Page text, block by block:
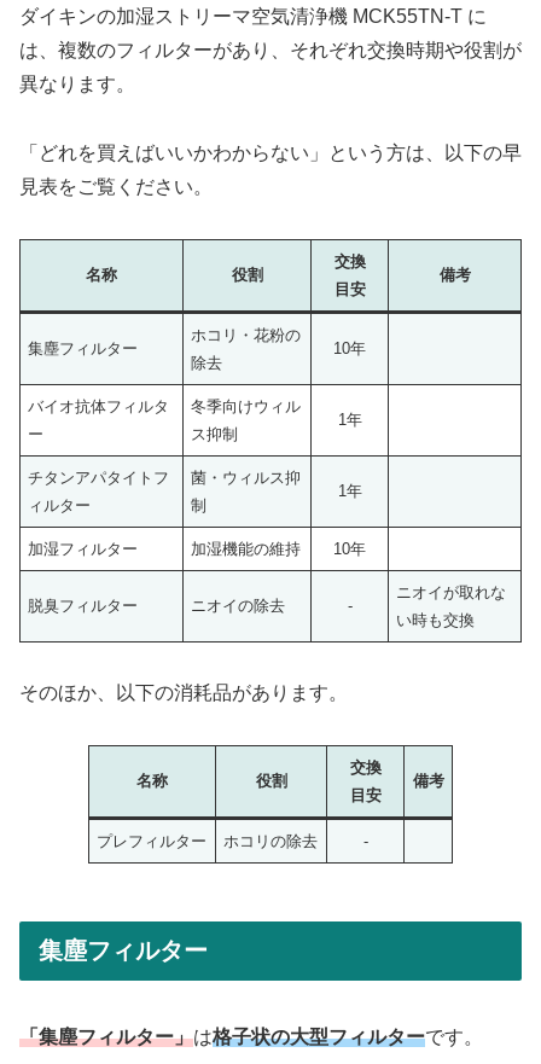
ダイキンの加湿ストリーマ空気清浄機 MCK55TN-T に
は、複数のフィルターがあり、それぞれ交換時期や役割が
異なります。
「どれを買えばいいかわからない」という方は、以下の早
見表をご覧ください。
名称 役割
交換
目安
備考
集塵フィルター
ホコリ・花粉の
除去
10年
バイオ抗体フィルタ
ー
冬季向けウィル
ス抑制
1年
チタンアパタイトフ
ィルター
菌・ウィルス抑
制
1年
加湿フィルター 加湿機能の維持 10年
脱臭フィルター ニオイの除去 -
ニオイが取れな
い時も交換
そのほか、以下の消耗品があります。
名称 役割
交換
目安
備考
プレフィルター ホコリの除去 -
集塵フィルター
「集塵フィルター」は格子状の大型フィルターです。